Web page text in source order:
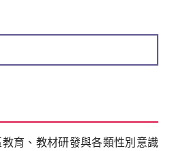
育、教材研發與各類性別意識